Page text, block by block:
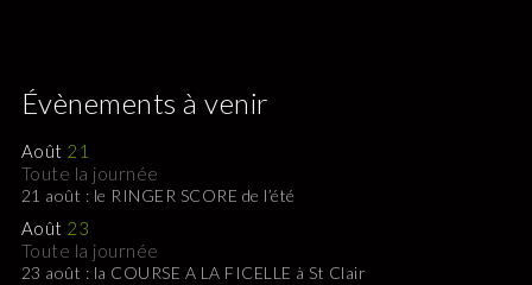
Évènements à venir
Août 21
Toute la journée
21 août : le RINGER SCORE de l’été
Août 23
Toute la journée
23 août : la COURSE A LA FICELLE à St Clair